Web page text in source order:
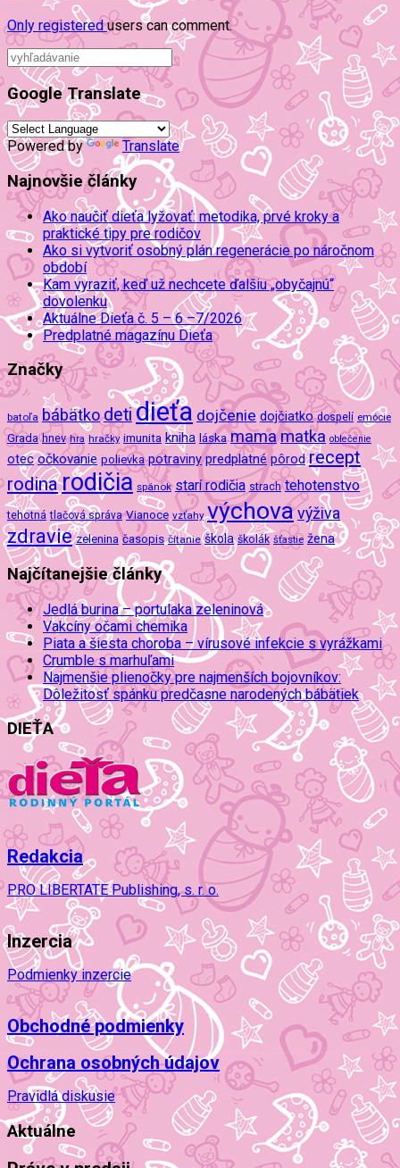
Only registeredusers can comment.
Google Translate
Powered by Translate
Najnovšie články
Ako naučiť dieťa lyžovať: metodika, prvé kroky a
praktické tipy pre rodičov
Ako si vytvoriť osobný plán regenerácie po náročnom
období
Kam vyraziť, keď už nechcete ďalšiu „obyčajnú“
dovolenku
Aktuálne Dieťa č. 5 – 6 –7/2026
Predplatné magazínu Dieťa
Značky
batoľa bábätkodeti dieťa dojčenie dojčiatko dospelí emócie
Grada hnev hra hračky imunita kniha láska mamamatka oblečenie
otec očkovanie polievka potraviny predplatné pôrod recept
rodinarodičia spánok starí rodičia strach tehotenstvo
tehotná tlačová správa Vianoce vzťahy výchovavýživa
zdravie zelenina časopis čítanie škola školák šťastie žena
Najčítanejšie články
Jedlá burina – portulaka zeleninová
Vakcíny očami chemika
Piata a šiesta choroba – vírusové infekcie s vyrážkami
Crumble s marhuľami
Najmenšie plienočky pre najmenších bojovníkov:
Dôležitosť spánku predčasne narodených bábätiek
DIEŤA
Redakcia
PRO LIBERTATE Publishing, s. r. o.
Inzercia
Podmienky inzercie
Obchodné podmienky
Ochrana osobných údajov
Pravidlá diskusie
Aktuálne